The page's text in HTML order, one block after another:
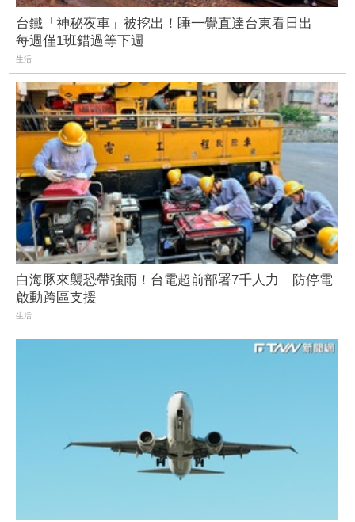
台鐵「神秘夜車」被挖出！睡一覺直達台東看日出
每週僅1班錯過等下週
生活
白海豚來襲恐帶強雨！台電超前部署7千人力 防停電
啟動跨區支援
生活